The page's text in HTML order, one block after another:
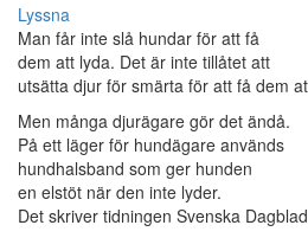
Lyssna
Man får inte slå hundar för att få
dem att lyda. Det är inte tillåtet att
utsätta djur för smärta för att få dem
Men många djurägare gör det ändå.
På ett läger för hundägare används
hundhalsband som ger hunden
en elstöt när den inte lyder.
Det skriver tidningen Svenska